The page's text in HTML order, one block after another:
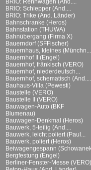
BRIO: Rennwagen (And....
BRIO: Schlepper (And....
BRIO: Trike (And. Länder)
Bahnschranke (Heros)
Bahnstation (THUWA)
Bahnübergang (Firma X)
Bauerndorf (SFFischer)
Bauernhaus, kleines
Bauernhof II (Engel)
Bauernhof, fränkisch (VERO)
Bauernhof, niederdeutsch...
Bauernhof, schematisch (And....
Bauhaus-Villa (Pewesti)
Baustelle (VERO)
Baustelle II (VERO)
Bauwagen-Auto (BKF
Blumenau)
Bauwagen-Denkmal (Heros)
Bauwerk, 5-teilig (And....
Bauwerk, leicht poliert (Paul...
Bauwerk, poliert (Heros)
Beiwagengespann
Bergfestung (Engel)
Berliner-Fenster-Messe (VERO)